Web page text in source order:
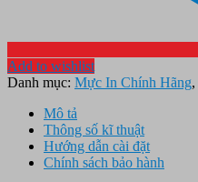
Add to wishlist
Danh mục: Mực In Chính Hãng,
Mô tả
Thông số kĩ thuật
Hướng dẫn cài đặt
Chính sách bảo hành